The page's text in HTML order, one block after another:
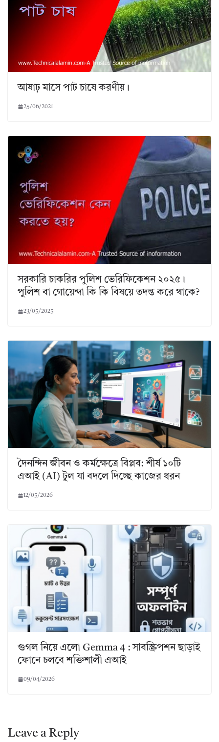
আষাঢ় মাসে পাট চাষে করণীয়।
25/06/2021
সরকারি চাকরির পুলিশ ভেরিফিকেশন ২০২৫।
পুলিশ বা গোয়েন্দা কি কি বিষয়ে তদন্ত করে থাকে?
23/05/2025
দৈনন্দিন জীবন ও কর্মক্ষেত্রে বিপ্লব: শীর্ষ ১০টি
এআই (AI) টুল যা বদলে দিচ্ছে কাজের ধরন
12/05/2026
গুগল নিয়ে এলো Gemma 4 : সাবস্ক্রিপশন ছাড়াই
ফোনে চলবে শক্তিশালী এআই
09/04/2026
Leave a Reply